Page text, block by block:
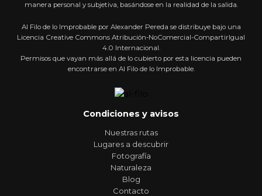
manera personal y subjetiva, basándose en la realidad de la salida.
Al Filo de lo Improbable por Alexander Pereda se distribuye bajo una
Licencia Creative Commons Atribución-NoComercial-CompartirIgual
4.0 Internacional.
Permisos que vayan más allá de lo cubierto por esta licencia pueden
encontrarse en Al Filo de lo Improbable.
Condiciones y avisos
Nuestras rutas
Lugares a descubrir
Fotografía
Naturaleza
Blog
Contacto